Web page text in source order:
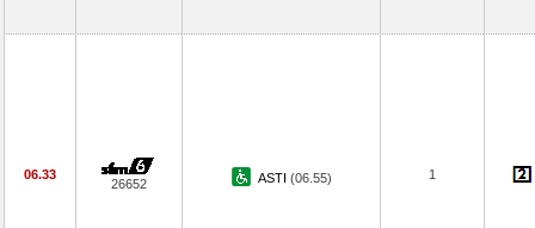
06.33
26652 ASTI (06.55) 1